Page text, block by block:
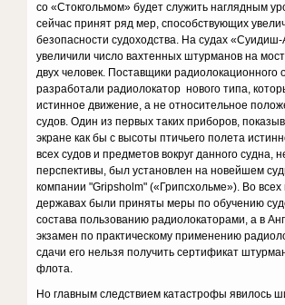
со «Стокгольмом» будет служить наглядным
сейчас принят ряд мер, способствующих
безопасности судоходства. На судах
увеличили число вахтенных штурманов на
двух человек. Поставщики радиолокационного
разработали радиолокатор нового типа,
истинное движение, а не относительное
судов. Один из первых таких приборов,
экране как бы с высоты птичьего полета
всех судов и предметов вокруг данного судна,
перспективы, был установлен на новейшем
компании "Gripsholm" («Грипсхольме»). Во
державах были приняты меры по обучению
состава пользованию радиолокаторами, а в
экзамен по практическому применению
сдачи его нельзя получить сертификат
флота.
Но главным следствием катастрофы явилось